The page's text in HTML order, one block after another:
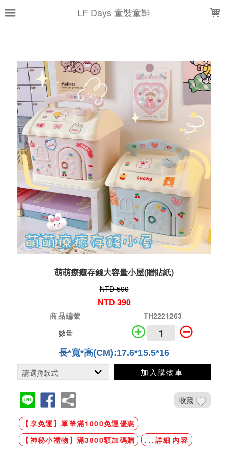
LF Days 童裝童鞋
萌萌療癒存錢大容量小屋(贈貼紙)
NTD 590
NTD 390
商品編號
TH2221263
數量
長*寬*高(CM):17.6*15.5*16
加入購物車
收藏
【享免運】單筆滿1000免運優惠
【神秘小禮物】滿3800額加碼贈
...詳細內容